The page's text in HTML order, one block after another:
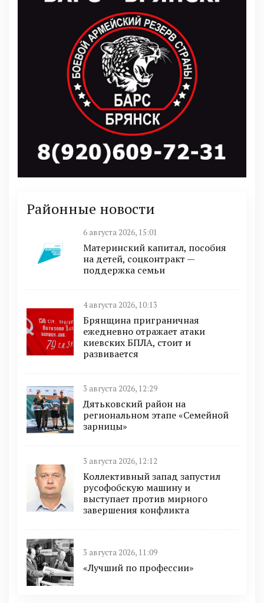
Районные новости
6 августа 2026, 15:01
Материнский капитал, пособия
на детей, соцконтракт —
поддержка семьи
4 августа 2026, 10:13
Брянщина приграничная
ежедневно отражает атаки
киевских БПЛА, стоит и
развивается
3 августа 2026, 12:29
Дятьковский район на
региональном этапе «Семейной
зарницы»
3 августа 2026, 12:12
Коллективный запад запустил
русофобскую машину и
выступает против мирного
завершения конфликта
3 августа 2026, 11:09
«Лучший по профессии»